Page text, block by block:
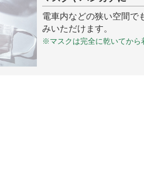
電車内などの狭い空間で
みいただけます。
※マスクは完全に乾いてから